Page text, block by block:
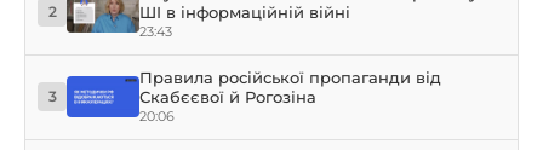
2
ШІ в інформаційній війні
23:43
3
Правила російської пропаганди від
Скабєєвої й Рогозіна
20:06